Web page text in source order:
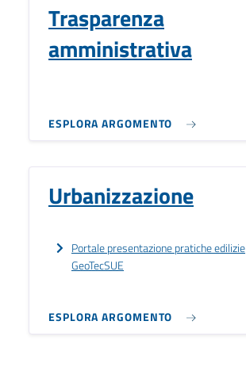
Trasparenza
amministrativa
ESPLORA ARGOMENTO
Urbanizzazione
Portale presentazione pratiche edilizie
GeoTecSUE
ESPLORA ARGOMENTO